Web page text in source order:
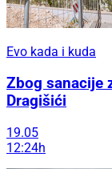
Evo kada i kuda
Zbog sanacije
Dragišići
19.05
12:24h